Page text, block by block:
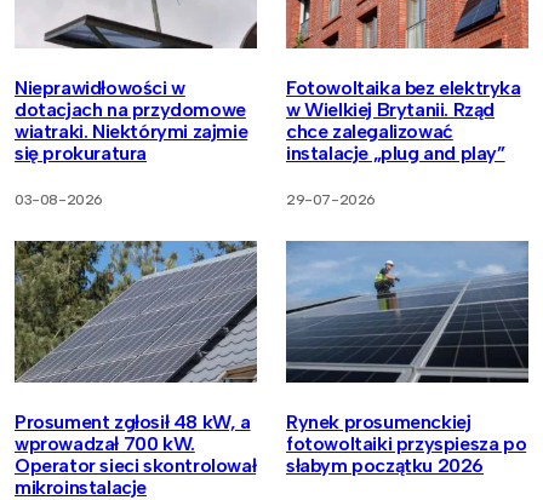
Nieprawidłowości w
dotacjach na przydomowe
wiatraki. Niektórymi zajmie
się prokuratura
03-08-2026
Fotowoltaika bez elektryka
w Wielkiej Brytanii. Rząd
chce zalegalizować
instalacje „plug and play”
29-07-2026
Prosument zgłosił 48 kW, a
wprowadzał 700 kW.
Operator sieci skontrolował
mikroinstalacje
Rynek prosumenckiej
fotowoltaiki przyspiesza po
słabym początku 2026